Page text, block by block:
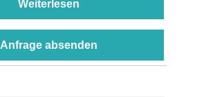
Weiterlesen
Anfrage absenden